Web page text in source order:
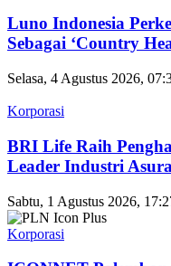
Luno Indonesia
Sebagai ‘Country
Selasa, 4 Agustus 2026,
Korporasi
BRI Life Raih
Leader Industri
Sabtu, 1 Agustus 2026,
Korporasi